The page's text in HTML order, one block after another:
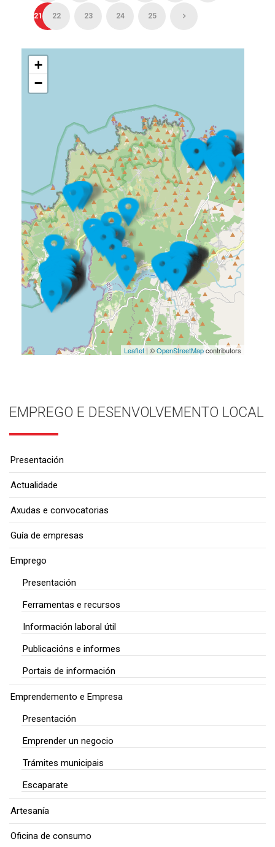
21 22 23 24 25
+
−
Leaflet| ©OpenStreetMapcontributors
EMPREGO E DESENVOLVEMENTO LOCAL
Presentación
Actualidade
Axudas e convocatorias
Guía de empresas
Emprego
Presentación
Ferramentas e recursos
Información laboral útil
Publicacións e informes
Portais de información
Emprendemento e Empresa
Presentación
Emprender un negocio
Trámites municipais
Escaparate
Artesanía
Oficina de consumo